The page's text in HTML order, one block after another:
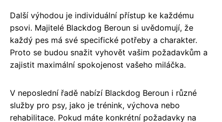
Další výhodou je individuální přístup ke každému
psovi. Majitelé Blackdog Beroun si uvědomují, že
každý pes má své specifické potřeby a charakter.
Proto se budou snažit vyhovět vašim požadavkům a
zajistit maximální spokojenost vašeho miláčka.
V neposlední řadě nabízí Blackdog Beroun i různé
služby pro psy, jako je trénink, výchova nebo
rehabilitace. Pokud máte konkrétní požadavky na